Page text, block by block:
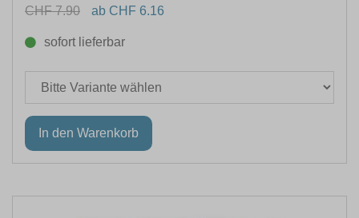
CHF 7.90
ab CHF 6.16
sofort lieferbar